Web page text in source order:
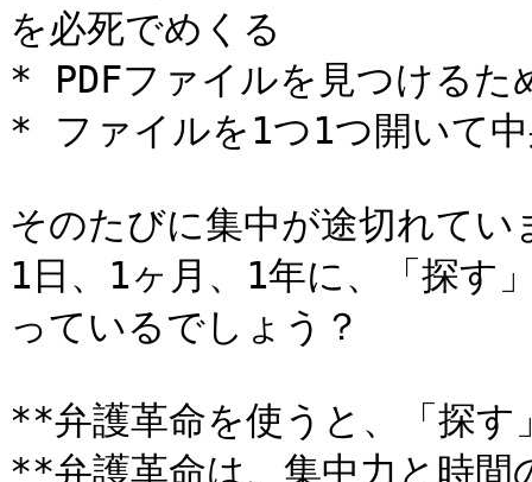
を必死でめくる
* PDFファイルを見つけるた
* ファイルを1つ1つ開いて
そのたびに集中が途切れて
1日、1ヶ月、1年に、「探す
っているでしょう？
**弁護革命を使うと、「探
**弁護革命は、集中力と時